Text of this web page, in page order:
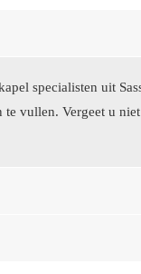
specialisten uit
vullen. Vergeet u